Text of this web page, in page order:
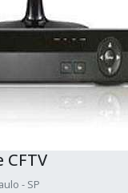
- SP